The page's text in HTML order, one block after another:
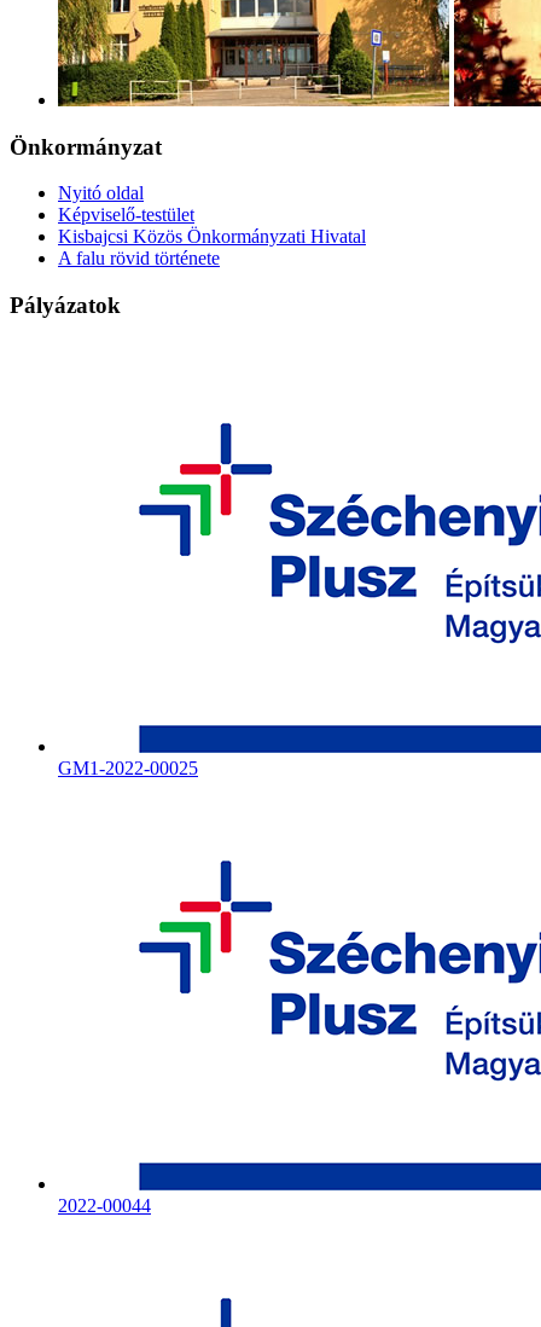
Önkormányzat
Nyitó oldal
Képviselő-testület
Kisbajcsi Közös Önkormányzati Hivatal
A falu rövid története
Pályázatok
GM1-2022-00025
2022-00044